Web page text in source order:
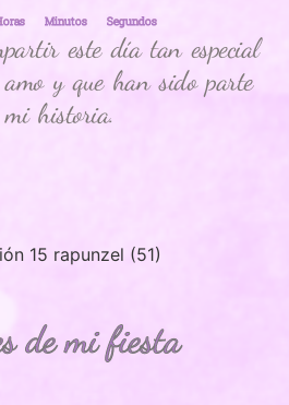
este día tan especial
amo y que han sido parte
historia.
Minutos Segundos
de mi fiesta